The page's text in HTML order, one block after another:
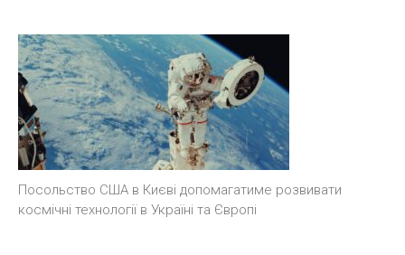
Посольство США в Києві допомагатиме розвивати
космічні технології в Україні та Європі